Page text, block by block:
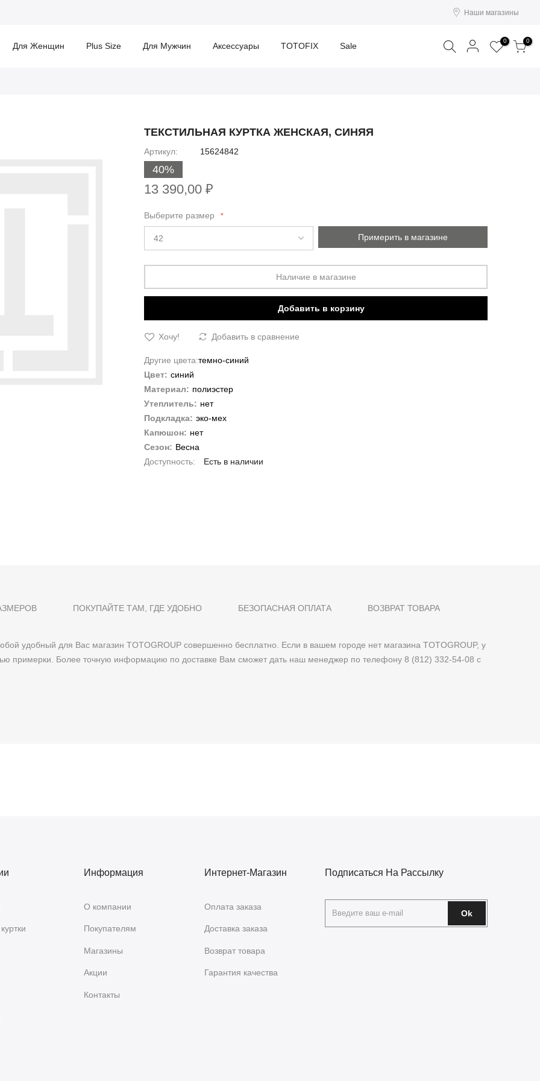
Наши магазины
Для Женщин Plus Size Для Мужчин Аксессуары TOTOFIX Sale Поиск 0 0
ТЕКСТИЛЬНАЯ КУРТКА ЖЕНСКАЯ, СИНЯЯ
Артикул 15624842
40%
13 390,00 ₽
Выберите размер
Примерить в магазине
Наличие в магазине
Добавить в корзину
Хочу! Добавить в сравнение
Другие цвета:темно-синий
Цвет: синий
Материал: полиэстер
Утеплитель: нет
Подкладка: эко-мех
Капюшон: нет
Сезон: Весна
Есть в наличии
удобный для Вас магазин TOTOGROUP совершенно бесплатно. Если в вашем городе нет магазина TOTOGROUP, у
примерки. Более точную информацию по доставке Вам сможет дать наш менеджер по телефону 8 (812) 332-54-08 с
ПОКУПАЙТЕ ТАМ, ГДЕ УДОБНО БЕЗОПАСНАЯ ОПЛАТА ВОЗВРАТ ТОВАРА
Информация
О компании
Покупателям
Магазины
Акции
Контакты
Интернет-Магазин
Оплата заказа
Доставка заказа
Возврат товара
Гарантия качества
Подписаться На Рассылку
Ok